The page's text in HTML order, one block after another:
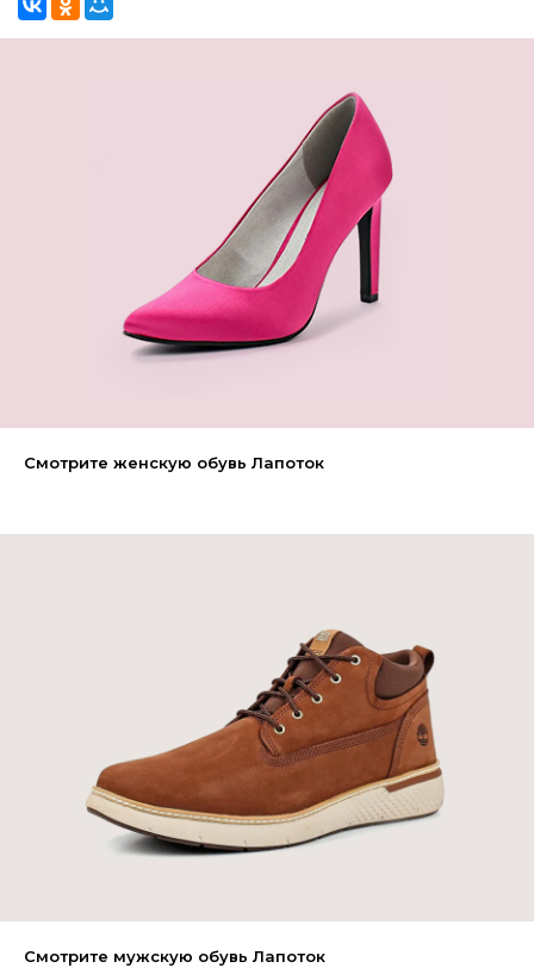
Смотрите женскую обувь Лапоток
Смотрите мужскую обувь Лапоток